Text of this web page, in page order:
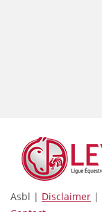
Asbl | Disclaimer |